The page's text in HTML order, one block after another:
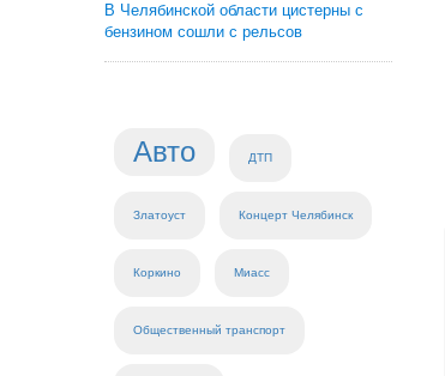
В Челябинской области цистерны с
бензином сошли с рельсов
Авто ДТП
Златоуст Концерт Челябинск
Коркино Миасс
Общественный транспорт